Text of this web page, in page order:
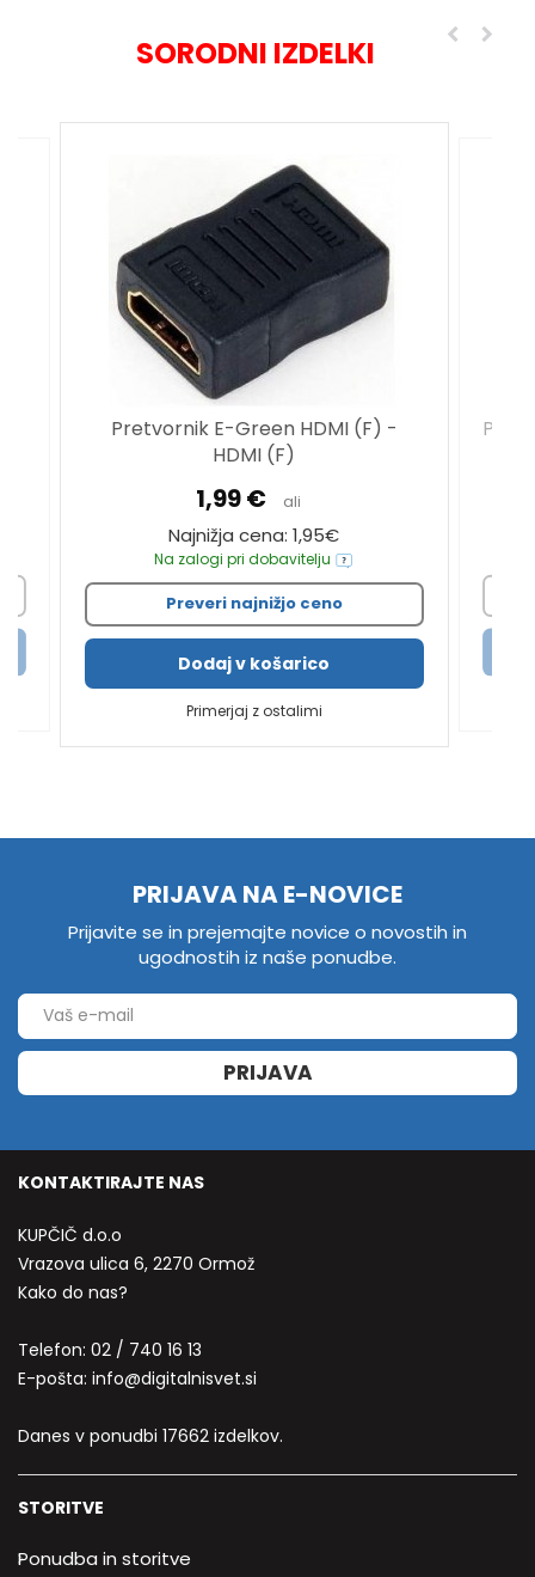
SORODNI IZDELKI
Pretvornik E-Green HDMI (F) -
HDMI (F)
1,99 € ali
Najnižja cena: 1,95€
Na zalogi pri dobavitelju
Preveri najnižjo ceno
Dodaj v košarico
Primerjaj z ostalimi
PRIJAVA NA E-NOVICE
Prijavite se in prejemajte novice o novostih in
ugodnostih iz naše ponudbe.
PRIJAVA
KONTAKTIRAJTE NAS
KUPČIČ d.o.o
Vrazova ulica 6, 2270 Ormož
Kako do nas?
Telefon: 02 / 740 16 13
E-pošta: info@digitalnisvet.si
Danes v ponudbi 17662 izdelkov.
STORITVE
Ponudba in storitve